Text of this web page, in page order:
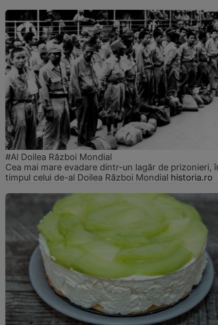
#Al Doilea Război Mondial
Cea mai mare evadare dintr-un lagăr de prizonieri,
timpul celui de-al Doilea Război Mondial historia.ro